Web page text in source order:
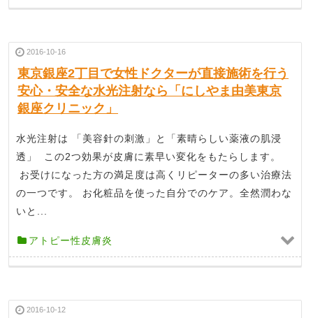
2016-10-16
東京銀座2丁目で女性ドクターが直接施術を行う
安心・安全な水光注射なら「にしやま由美東京
銀座クリニック」
水光注射は 「美容針の刺激」と「素晴らしい薬液の肌浸
透」 この2つ効果が皮膚に素早い変化をもたらします。
お受けになった方の満足度は高くリピーターの多い治療法
の一つです。 お化粧品を使った自分でのケア。全然潤わな
いと...
アトピー性皮膚炎
2016-10-12